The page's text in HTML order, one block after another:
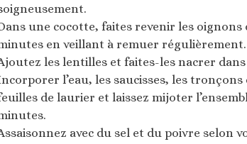
une cocotte, faites revenir les oignons
en veillant à remuer régulièrement.
les lentilles et faites-les nacrer dans
l’eau, les saucisses, les tronçons
de laurier et laissez mijoter
avec du sel et du poivre selon